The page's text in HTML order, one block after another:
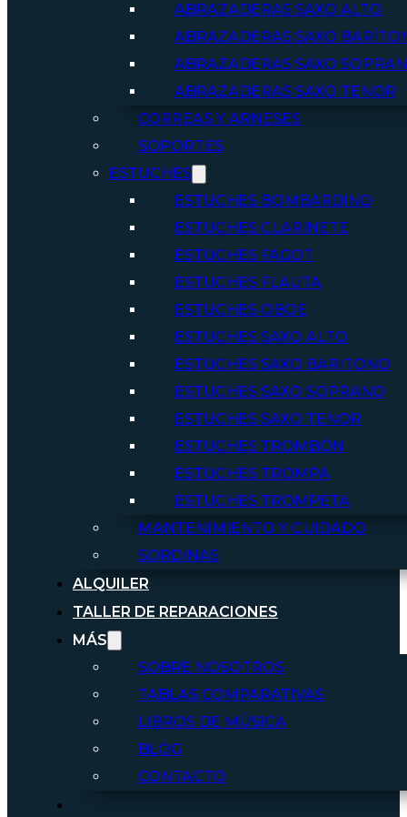
ABRAZADERAS SAXO ALTO
ABRAZADERAS SAXO
ABRAZADERAS SAXO
ABRAZADERAS SAXO TENOR
CORREAS Y ARNESES
SOPORTES
ESTUCHES
ESTUCHES BOMBARDINO
ESTUCHES CLARINETE
ESTUCHES FAGOT
ESTUCHES FLAUTA
ESTUCHES OBOE
ESTUCHES SAXO ALTO
ESTUCHES SAXO BARITONO
ESTUCHES SAXO SOPRANO
ESTUCHES SAXO TENOR
ESTUCHES TROMBÓN
ESTUCHES TROMPA
ESTUCHES TROMPETA
MANTENIMIENTO Y CUIDADO
SORDINAS
ALQUILER
TALLER DE REPARACIONES
MÁS
SOBRE NOSOTROS
TABLAS COMPARATIVAS
LIBROS DE MÚSICA
BLOG
CONTACTO